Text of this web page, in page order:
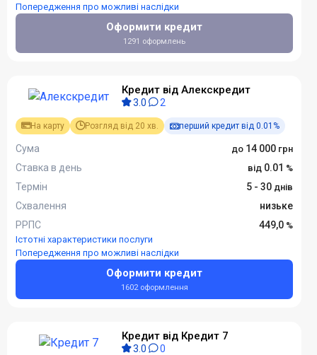
Попередження про можливі наслідки
Оформити кредит
1291 оформлень
Кредит від Алекскредит
3.0 2
На карту Розгляд від 20 хв. перший кредит від 0.01%
Сума
14 000
Ставка в день
0.01
Термін
5 - 30
Схвалення
низьке
РРПС
449,0
Істотні характеристики послуги
Попередження про можливі наслідки
Оформити кредит
1602 оформлення
Кредит від Кредит 7
3.0 0